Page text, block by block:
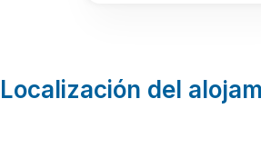
Localización del